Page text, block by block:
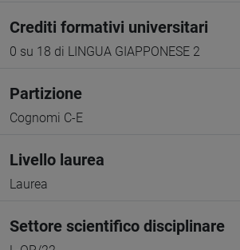
Crediti formativi universitari
0 su 18 di LINGUA GIAPPONESE 2
Partizione
Cognomi C-E
Livello laurea
Laurea
Settore scientifico disciplinare